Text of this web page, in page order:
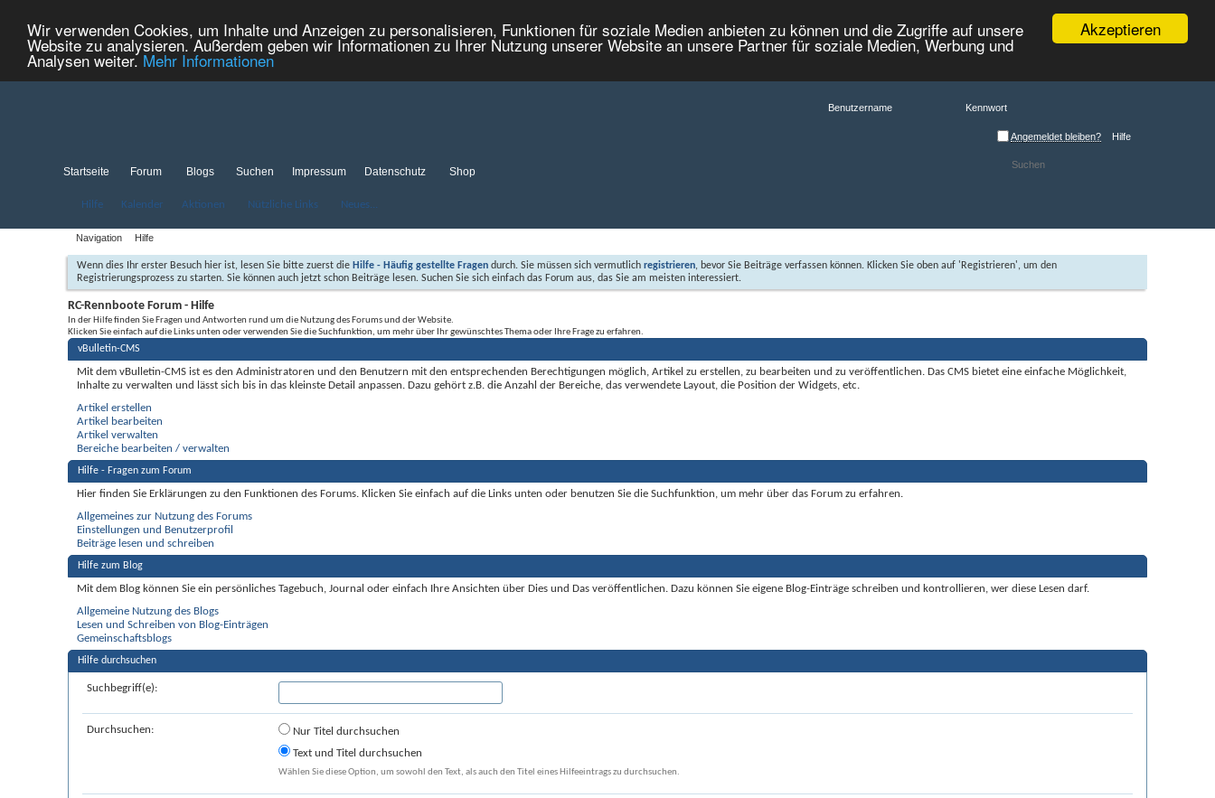
Akzeptieren
Wir verwenden Cookies, um Inhalte und Anzeigen zu personalisieren, Funktionen für soziale Medien anbieten zu können und die Zugriffe auf unsere
Website zu analysieren. Außerdem geben wir Informationen zu Ihrer Nutzung unserer Website an unsere Partner für soziale Medien, Werbung und
Analysen weiter. Mehr Informationen
Angemeldet bleiben? Hilfe
Startseite Forum
Hilfe Kalender Aktionen Nützliche Links Neues...
Blogs Suchen Impressum Datenschutz Shop
Navigation Hilfe
Wenn dies Ihr erster Besuch hier ist, lesen Sie bitte zuerst die Hilfe - Häufig gestellte Fragen durch. Sie müssen sich vermutlich registrieren, bevor Sie Beiträge verfassen können. Klicken Sie oben auf 'Registrieren', um den
Registrierungsprozess zu starten. Sie können auch jetzt schon Beiträge lesen. Suchen Sie sich einfach das Forum aus, das Sie am meisten interessiert.
RC-Rennboote Forum - Hilfe
In der Hilfe finden Sie Fragen und Antworten rund um die Nutzung des Forums und der Website.
Klicken Sie einfach auf die Links unten oder verwenden Sie die Suchfunktion, um mehr über Ihr gewünschtes Thema oder Ihre Frage zu erfahren.
vBulletin-CMS
Mit dem vBulletin-CMS ist es den Administratoren und den Benutzern mit den entsprechenden Berechtigungen möglich, Artikel zu erstellen, zu bearbeiten und zu veröffentlichen. Das CMS bietet eine einfache Möglichkeit,
Inhalte zu verwalten und lässt sich bis in das kleinste Detail anpassen. Dazu gehört z.B. die Anzahl der Bereiche, das verwendete Layout, die Position der Widgets, etc.
Artikel erstellen
Artikel bearbeiten
Artikel verwalten
Bereiche bearbeiten / verwalten
Hilfe - Fragen zum Forum
Hier finden Sie Erklärungen zu den Funktionen des Forums. Klicken Sie einfach auf die Links unten oder benutzen Sie die Suchfunktion, um mehr über das Forum zu erfahren.
Allgemeines zur Nutzung des Forums
Einstellungen und Benutzerprofil
Beiträge lesen und schreiben
Hilfe zum Blog
Mit dem Blog können Sie ein persönliches Tagebuch, Journal oder einfach Ihre Ansichten über Dies und Das veröffentlichen. Dazu können Sie eigene Blog-Einträge schreiben und kontrollieren, wer diese Lesen darf.
Allgemeine Nutzung des Blogs
Lesen und Schreiben von Blog-Einträgen
Gemeinschaftsblogs
Hilfe durchsuchen
Suchbegriff(e):
Durchsuchen:
Nur Titel durchsuchen
Text und Titel durchsuchen
Wählen Sie diese Option, um sowohl den Text, als auch den Titel eines Hilfeeintrags zu durchsuchen.